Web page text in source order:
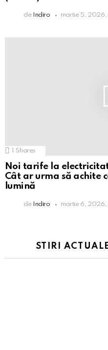
de Indiro martie 5, 2026,
Shares
Noi tarife la
Cât ar urma să achite
lumină
de Indiro martie 6, 2026,
STIRI